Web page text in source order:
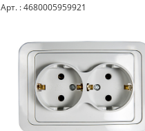
Арт. : 4680005959921